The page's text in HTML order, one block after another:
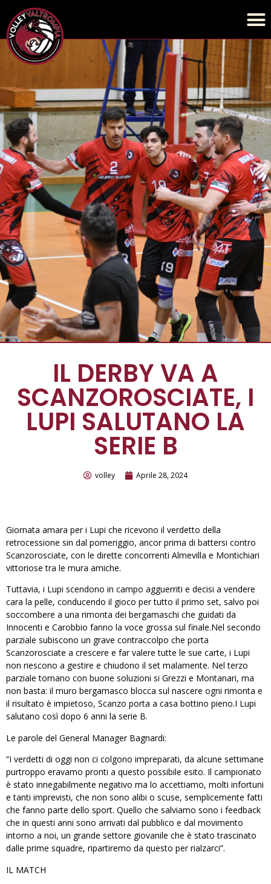
IL DERBY VA A
SCANZOROSCIATE, I
LUPI SALUTANO LA
SERIE B
volley Aprile 28, 2024
Giornata amara per i Lupi che ricevono il verdetto della
retrocessione sin dal pomeriggio, ancor prima di battersi contro
Scanzorosciate, con le dirette concorrenti Almevilla e Montichiari
vittoriose tra le mura amiche.
Tuttavia, i Lupi scendono in campo agguerriti e decisi a vendere
cara la pelle, conducendo il gioco per tutto il primo set, salvo poi
soccombere a una rimonta dei bergamaschi che guidati da
Innocenti e Carobbio fanno la voce grossa sul finale.Nel secondo
parziale subiscono un grave contraccolpo che porta
Scanzorosciate a crescere e far valere tutte le sue carte, i Lupi
non riescono a gestire e chiudono il set malamente. Nel terzo
parziale tornano con buone soluzioni si Grezzi e Montanari, ma
non basta: il muro bergamasco blocca sul nascere ogni rimonta e
il risultato è impietoso, Scanzo porta a casa bottino pieno.I Lupi
salutano così dopo 6 anni la serie B.
Le parole del General Manager Bagnardi:
“I verdetti di oggi non ci colgono impreparati, da alcune settimane
purtroppo eravamo pronti a questo possibile esito. Il campionato
è stato innegabilmente negativo ma lo accettiamo, molti infortuni
e tanti imprevisti, che non sono alibi o scuse, semplicemente fatti
che fanno parte dello sport. Quello che salviamo sono i feedback
che in questi anni sono arrivati dal pubblico e dal movimento
intorno a noi, un grande settore giovanile che è stato trascinato
dalle prime squadre, ripartiremo da questo per rialzarci”.
IL MATCH